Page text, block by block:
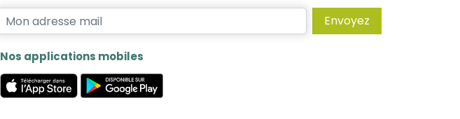
Envoyez
Nos applications mobiles